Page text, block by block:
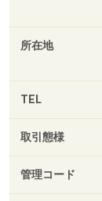
所在地
TEL
取引態様
管理コード